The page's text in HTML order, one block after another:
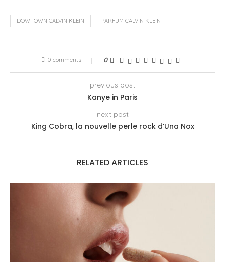
DOWTOWN CALVIN KLEIN PARFUM CALVIN KLEIN
0 comments 0
previous post
Kanye in Paris
next post
King Cobra, la nouvelle perle rock d’Una Nox
RELATED ARTICLES